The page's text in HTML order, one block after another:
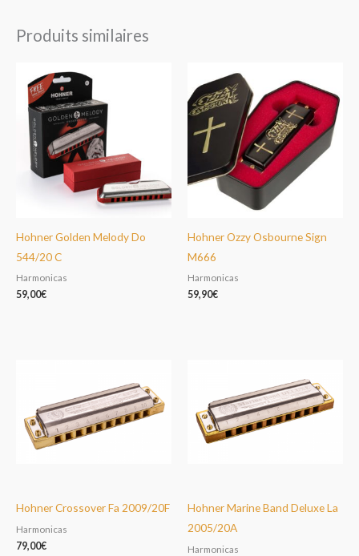
Produits similaires
Hohner Golden Melody Do
544/20 C
Harmonicas
59,00€
Hohner Ozzy Osbourne Sign
M666
Harmonicas
59,90€
Hohner Crossover Fa 2009/20F
Harmonicas
79,00€
Hohner Marine Band Deluxe La
2005/20A
Harmonicas